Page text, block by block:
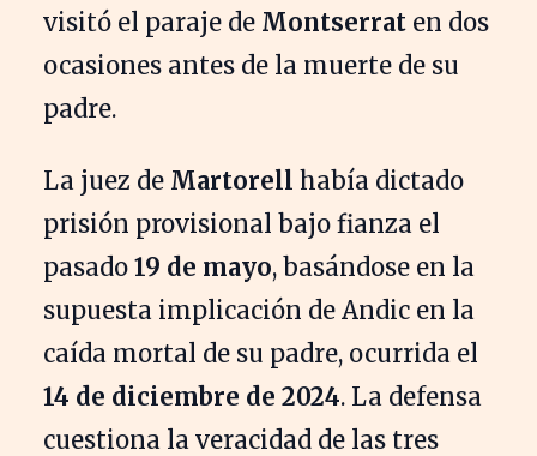
visitó el paraje de Montserrat en dos
ocasiones antes de la muerte de su
padre.
La juez de Martorell había dictado
prisión provisional bajo fianza el
pasado 19 de mayo, basándose en la
supuesta implicación de Andic en la
caída mortal de su padre, ocurrida el
14 de diciembre de 2024. La defensa
cuestiona la veracidad de las tres